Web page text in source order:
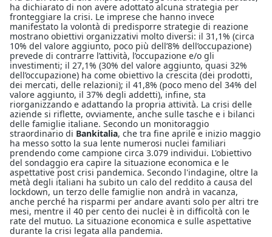
ha dichiarato di non avere adottato alcuna strategia per
fronteggiare la crisi. Le imprese che hanno invece
manifestato la volontà di predisporre strategie di reazione
mostrano obiettivi organizzativi molto diversi: il 31,1% (circa
10% del valore aggiunto, poco più dell’8% dell’occupazione)
prevede di contrarre l’attività, l’occupazione e/o gli
investimenti; il 27,1% (30% del valore aggiunto, quasi 32%
dell’occupazione) ha come obiettivo la crescita (dei prodotti,
dei mercati, delle relazioni); il 41,8% (poco meno del 34% del
valore aggiunto, il 37% degli addetti), infine, sta
riorganizzando e adattando la propria attività. La crisi delle
aziende si riflette, ovviamente, anche sulle tasche e i bilanci
delle famiglie italiane. Secondo un monitoraggio
straordinario di Bankitalia, che tra fine aprile e inizio maggio
ha messo sotto la sua lente numerosi nuclei familiari
prendendo come campione circa 3.079 individui. L'obiettivo
del sondaggio era capire la situazione economica e le
aspettative post crisi pandemica. Secondo l'indagine, oltre la
metà degli italiani ha subito un calo del reddito a causa del
lockdown, un terzo delle famiglie non andrà in vacanza,
anche perché ha risparmi per andare avanti solo per altri tre
mesi, mentre il 40 per cento dei nuclei è in difficoltà con le
rate del mutuo. La situazione economica e sulle aspettative
durante la crisi legata alla pandemia.